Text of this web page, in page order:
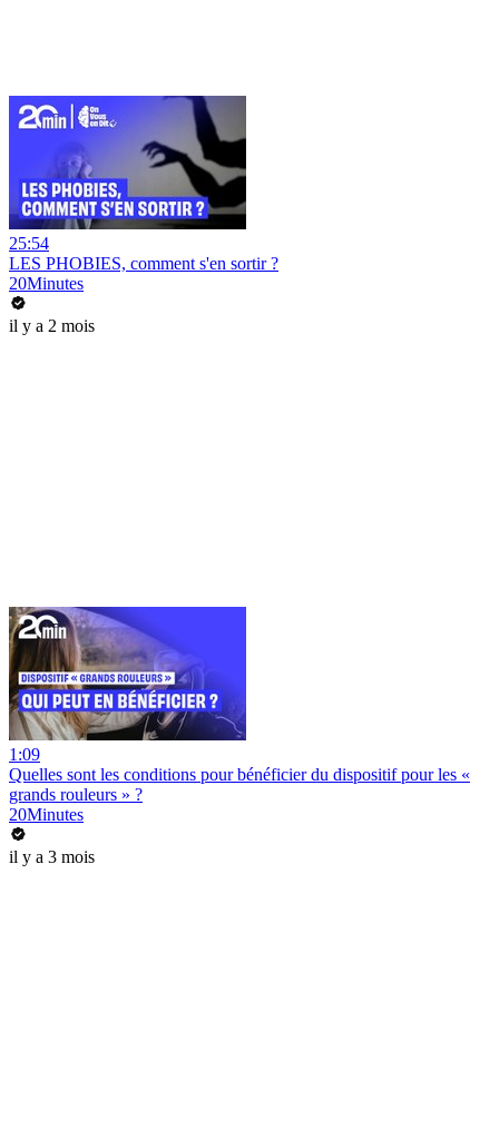
25:54
LES PHOBIES, comment s'en sortir ?
20Minutes
il y a 2 mois
1:09
Quelles sont les conditions pour bénéficier du dispositif pour les «
grands rouleurs » ?
20Minutes
il y a 3 mois